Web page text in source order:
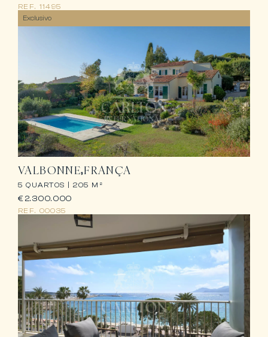
REF. 11495
Exclusivo
VALBONNE FRANÇA
5 QUARTOS |205 M²
REF. 00035
€2.300.000